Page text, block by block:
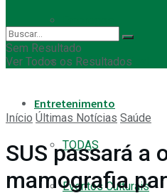
Eleição Municipal
Entretenimento
TODAS
Eventos Culturais
Sem Resultado
Ver Todos os Resultados
Início Últimas Notícias Saúde
SUS passará a
mamografia